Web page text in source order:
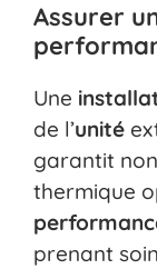
Assurer
Une
de l’unité
garantit
thermique
prenant